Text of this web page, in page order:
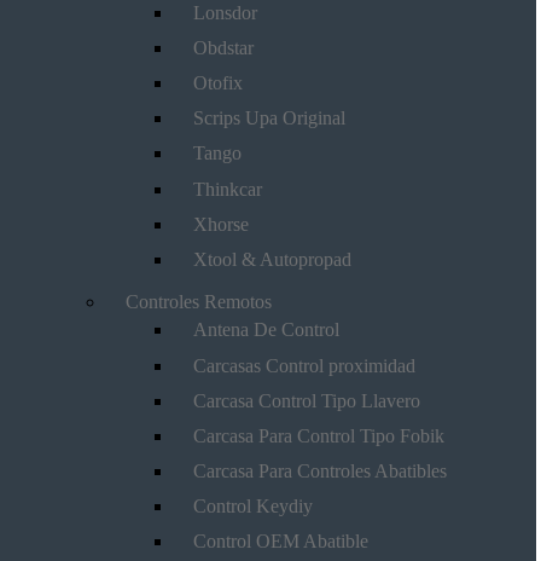
Lonsdor
Obdstar
Otofix
Scrips Upa Original
Tango
Thinkcar
Xhorse
Xtool & Autopropad
Controles Remotos
Antena De Control
Carcasas Control proximidad
Carcasa Control Tipo Llavero
Carcasa Para Control Tipo Fobik
Carcasa Para Controles Abatibles
Control Keydiy
Control OEM Abatible